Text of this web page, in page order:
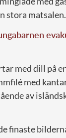
stora matsalen.
med dill på
med
av
finaste